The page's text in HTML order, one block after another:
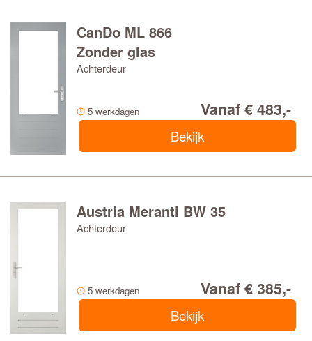
CanDo ML 866
Zonder glas
Achterdeur
5 werkdagen Vanaf € 483,-
Bekijk
Austria Meranti BW 35
Achterdeur
5 werkdagen Vanaf € 385,-
Bekijk